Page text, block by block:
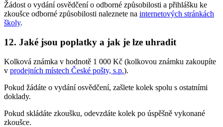
Žádost o vydání osvědčení o odborné způsobilosti a přihlášku ke
zkoušce odborné způsobilosti naleznete na internetových stránkách
školy.
12. Jaké jsou poplatky a jak je lze uhradit
Kolková známka v hodnotě 1 000 Kč (kolkovou známku zakoupíte
v prodejních místech České pošty, s.p.).
Pokud žádáte o vydání osvědčení, zašlete kolek spolu s ostatními
doklady.
Pokud skládáte zkoušku, odevzdáte kolek po úspěšně vykonané
zkoušce.